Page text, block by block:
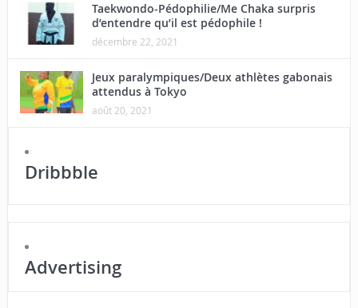
Taekwondo-Pédophilie/Me Chaka surpris
d’entendre qu’il est pédophile !
décembre 22, 2021
Jeux paralympiques/Deux athlètes gabonais
attendus à Tokyo
août 20, 2021
Dribbble
Advertising